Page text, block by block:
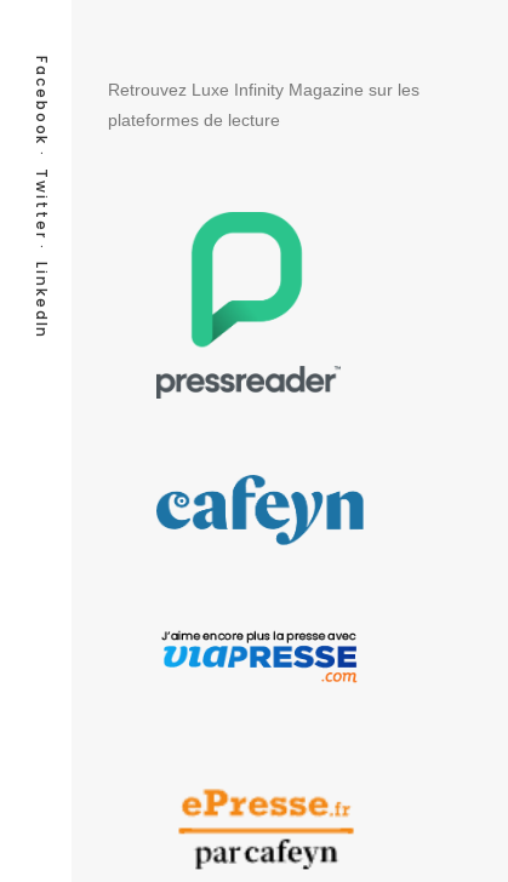
Facebook
Twitter
LinkedIn
Retrouvez Luxe Infinity Magazine sur les
plateformes de lecture